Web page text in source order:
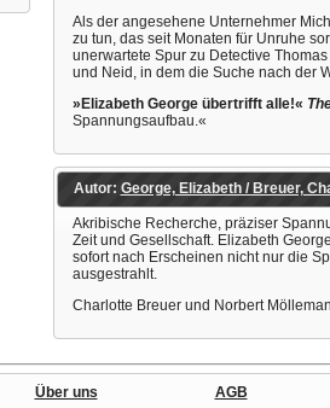
Als der angesehene Unternehmer
zu tun, das seit Monaten für Unruhe
unerwartete Spur zu Detective
und Neid, in dem die Suche nach der
»Elizabeth George übertrifft alle!«
Spannungsaufbau.«
Autor: George, Elizabeth / Breuer,
Akribische Recherche, präziser
Zeit und Gesellschaft. Elizabeth
sofort nach Erscheinen nicht nur die
ausgestrahlt.
Charlotte Breuer und Norbert
Über uns
AGB